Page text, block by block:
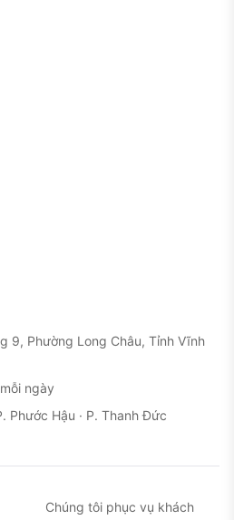
9, Phường Long Châu, Tỉnh Vĩnh
ngày
Phước Hậu · P. Thanh Đức
Chúng tôi phục vụ khách